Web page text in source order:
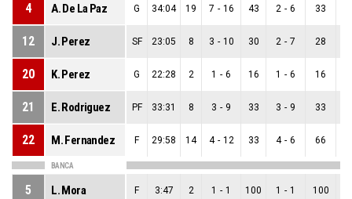
4 A. De La Paz G 34:04 19 7 - 16 43 2 - 6 33
12 J. Perez SF 23:05 8 3 - 10 30 2 - 7 28
20 K. Perez G 22:28 2 1 - 6 16 1 - 6 16
21 E. Rodriguez PF 33:31 8 3 - 9 33 3 - 9 33
22 M. Fernandez F 29:58 14 4 - 12 33 4 - 6 66
BANCA
5 L. Mora F 3:47 2 1 - 1 100 1 - 1 100